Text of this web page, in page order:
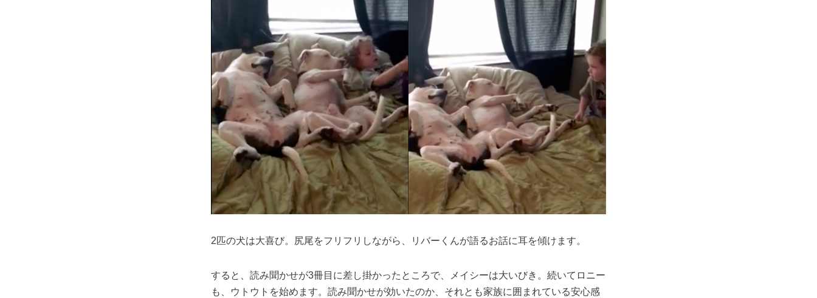
2匹の犬は大喜び。尻尾をフリフリしながら、リバーくんが語るお話に耳を傾けます。
すると、読み聞かせが3冊目に差し掛かったところで、メイシーは大いびき。続いてロニー
も、ウトウトを始めます。読み聞かせが効いたのか、それとも家族に囲まれている安心感